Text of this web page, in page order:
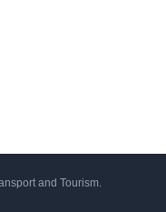
and Tourism.